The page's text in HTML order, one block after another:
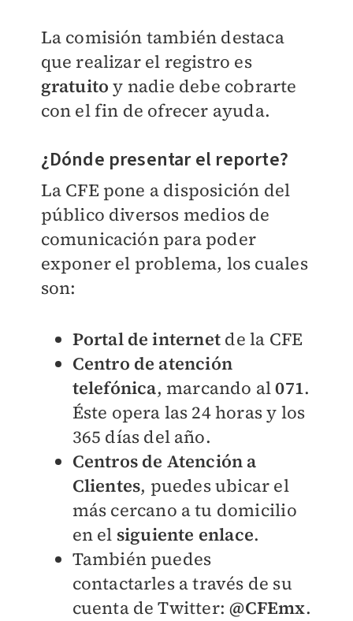
La comisión también destaca
que realizar el registro es
gratuito y nadie debe cobrarte
con el fin de ofrecer ayuda.
¿Dónde presentar el reporte?
La CFE pone a disposición del
público diversos medios de
comunicación para poder
exponer el problema, los cuales
son:
Portal de internet de la CFE
Centro de atención
telefónica, marcando al071.
Éste opera las 24 horas y los
365 días del año.
Centros de Atención a
Clientes, puedes ubicar el
más cercano a tu domicilio
en el siguiente enlace.
También puedes
contactarles a través de su
cuenta de Twitter:@CFEmx.